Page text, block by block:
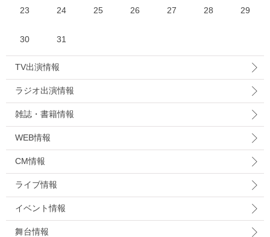
23 24 25 26 27 28 29
30 31
TV出演情報
ラジオ出演情報
雑誌・書籍情報
WEB情報
CM情報
ライブ情報
イベント情報
舞台情報